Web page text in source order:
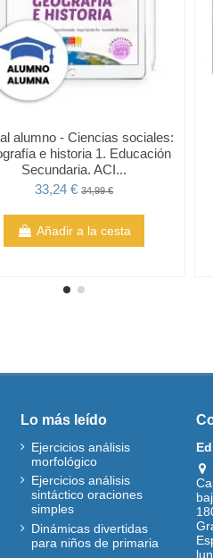
alumno - Ciencias sociales:
e historia 1. Educación
Secundaria. ACI...
33,24 €34,99 €
Añadir a la cesta
Lo más leído
Ejercicios análisis
morfológico
Ejercicios análisis
sintáctico oraciones
simples
Dinámicas divertidas
para niños de primaria